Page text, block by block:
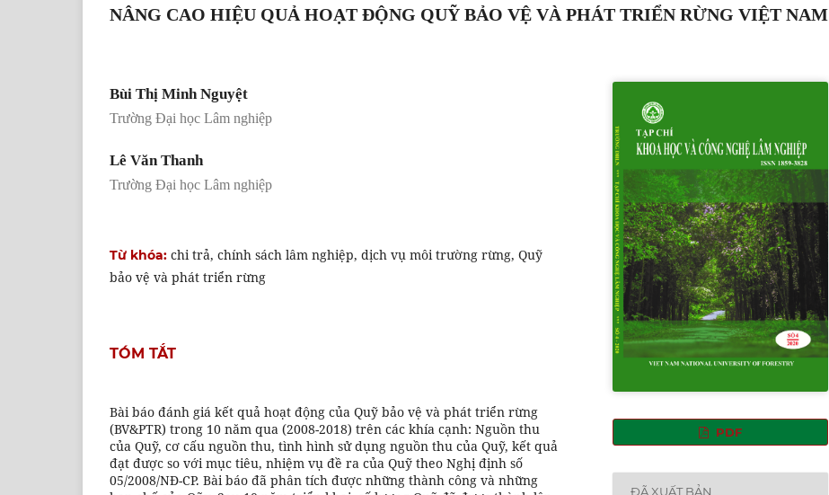
NÂNG CAO HIỆU QUẢ HOẠT ĐỘNG QUỸ BẢO VỆ VÀ PHÁT TRIỂN RỪNG VIỆT NAM
Bùi Thị Minh Nguyệt
Trường Đại học Lâm nghiệp
Lê Văn Thanh
Trường Đại học Lâm nghiệp
Từ khóa: chi trả, chính sách lâm nghiệp, dịch vụ môi trường rừng, Quỹ
bảo vệ và phát triển rừng
TÓM TẮT
Bài báo đánh giá kết quả hoạt động của Quỹ bảo vệ và phát triển rừng
(BV&PTR) trong 10 năm qua (2008-2018) trên các khía cạnh: Nguồn thu
của Quỹ, cơ cấu nguồn thu, tình hình sử dụng nguồn thu của Quỹ, kết quả
đạt được so với mục tiêu, nhiệm vụ đề ra của Quỹ theo Nghị định số
05/2008/NĐ-CP. Bài báo đã phân tích được những thành công và những
PDF
ĐÃ XUẤT BẢN